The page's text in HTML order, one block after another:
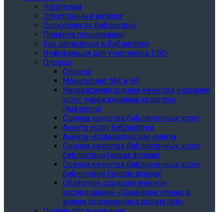
Читателям
Электронный каталог
Экскурсия по библиотеке
Правила пользования
Как записаться в библиотеку
Информация для участников СВО
Опросы
Опросы
Мониторинг МК и НП
Независимая оценка качества оказания
услуг учреждениями культуры
(bus.gov.ru)
Оценка качества библиотечных услуг
Анкета услуг библиотеки
Анкета «Краеведческая книга»
Oценка качества библиотечных услуг
библиотеки (новая форма)
Oценка качества библиотечных услуг
библиотеки (google форма)
Областное социологическое
исследование «Семейное чтение в
жизни современных родителей»